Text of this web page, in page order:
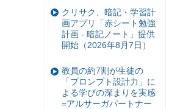
クリサク、暗記・学習計
画アプリ「赤シート勉強
計画 - 暗記ノート」提供
開始（2026年8月7日）
教員の約7割が生徒の
「プロンプト設計力」に
よる学びの深まりを実感
=アルサーガパートナー